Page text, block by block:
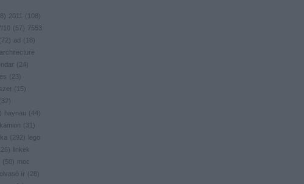
) 2011 ( 108 )
10 ( 57) 7553
72) ad ( 18 )
architecture
( 24)
( 23)
( 15)
32)
) haynau ( 44)
kamion ( 31
)
( 292)
lego
26 )
linkek
( 50) moc
olvasó ír ( 28 )